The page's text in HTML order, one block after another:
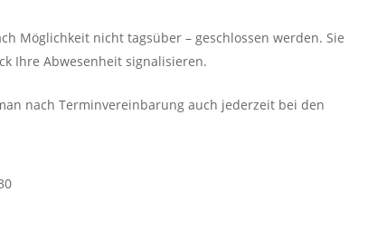
Möglichkeit nicht tagsüber – geschlossen werden. Sie
Ihre Abwesenheit signalisieren.
nach Terminvereinbarung auch jederzeit bei den